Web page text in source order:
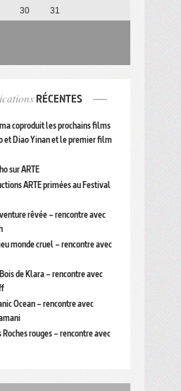
30 31
RÉCENTES
coproduit les prochains films
et Diao Yinan et le premier film
sur ARTE
ARTE primées au Festival
rêvée – rencontre avec
monde cruel – rencontre avec
de Klara – rencontre avec
Ocean – rencontre avec
Roches rouges – rencontre avec